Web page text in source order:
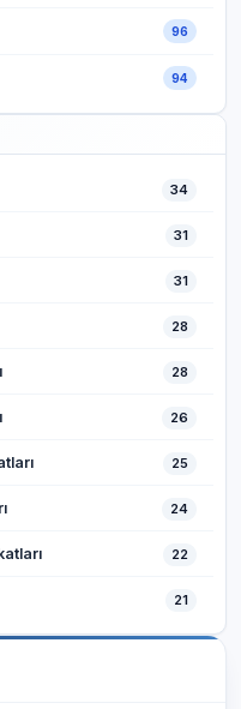
96
94
34
31
31
28
28
26
25
24
22
21